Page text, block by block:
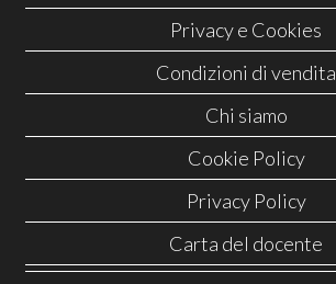
Privacy e Cookies
Condizioni di vendita
Chi siamo
Cookie Policy
Privacy Policy
Carta del docente